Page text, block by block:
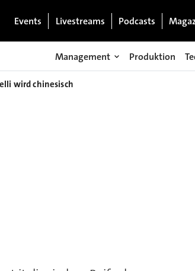
Events Livestreams Podcasts
Management Produktion
wird chinesisch